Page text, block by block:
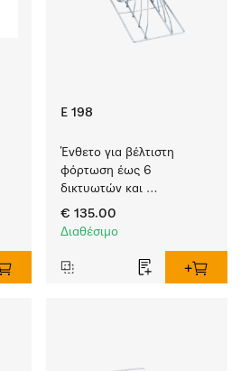
E 198
Ένθετο για βέλτιστη
φόρτωση έως 6
δικτυωτών και
νεφροειδών δίσκων.
€ 135.00
Διαθέσιμο